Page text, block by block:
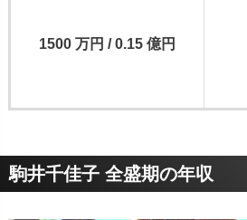
1500 万円 / 0.15 億円
駒井千佳子 全盛期の年収